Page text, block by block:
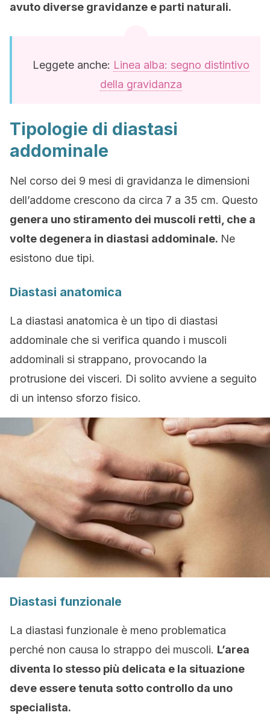
avuto diverse gravidanze e parti naturali.
Leggete anche: Linea alba: segno distintivo
della gravidanza
Tipologie di diastasi
addominale
Nel corso dei 9 mesi di gravidanza le dimensioni
dell’addome crescono da circa 7 a 35 cm. Questo
genera uno stiramento dei muscoli retti, che a
volte degenera in diastasi addominale. Ne
esistono due tipi.
Diastasi anatomica
La diastasi anatomica è un tipo di diastasi
addominale che si verifica quando i muscoli
addominali si strappano, provocando la
protrusione dei visceri. Di solito avviene a seguito
di un intenso sforzo fisico.
Diastasi funzionale
La diastasi funzionale è meno problematica
perché non causa lo strappo dei muscoli. L’area
diventa lo stesso più delicata e la situazione
deve essere tenuta sotto controllo da uno
specialista.